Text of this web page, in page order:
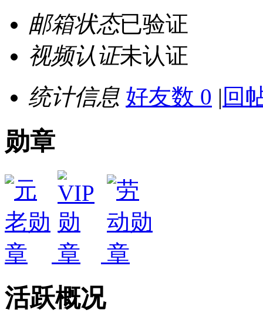
邮箱状态已验证
视频认证未认证
统计信息 好友数 0 | 回
勋章
活跃概况